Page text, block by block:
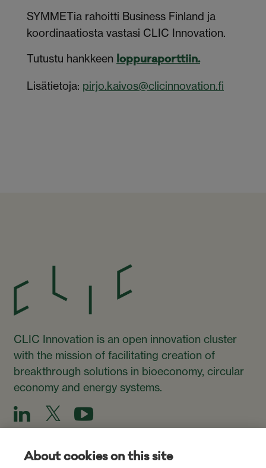
SYMMETia rahoitti Business Finland ja
koordinaatiosta vastasi CLIC Innovation.
Tutustu hankkeen loppuraporttiin.
Lisätietoja: pirjo.kaivos@clicinnovation.fi
CLIC Innovation is an open innovation cluster
with the mission of facilitating creation of
breakthrough solutions in bioeconomy, circular
economy and energy systems.
About cookies on this site